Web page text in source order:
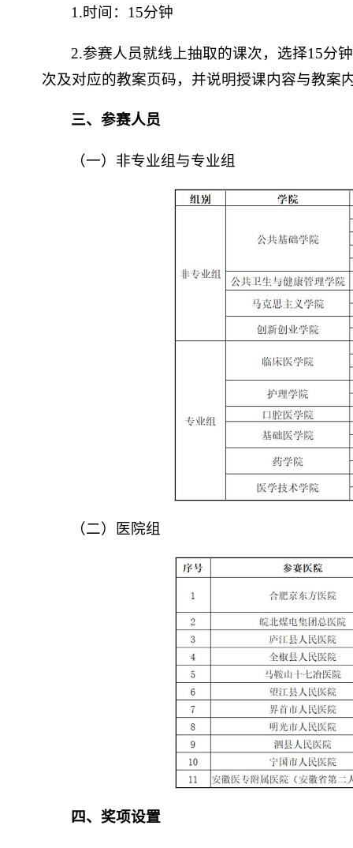
1.时间：15分钟
2.参赛人员就线上抽取的课次，选择15分
次及对应的教案页码，并说明授课内容与教案
三、参赛人员
（一）非专业组与专业组
（二）医院组
四、奖项设置